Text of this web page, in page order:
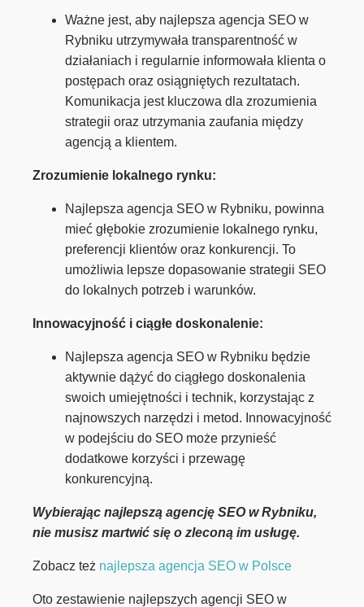
Ważne jest, aby najlepsza agencja SEO w
Rybniku utrzymywała transparentność w
działaniach i regularnie informowała klienta o
postępach oraz osiągniętych rezultatach.
Komunikacja jest kluczowa dla zrozumienia
strategii oraz utrzymania zaufania między
agencją a klientem.
Zrozumienie lokalnego rynku:
Najlepsza agencja SEO w Rybniku, powinna
mieć głębokie zrozumienie lokalnego rynku,
preferencji klientów oraz konkurencji. To
umożliwia lepsze dopasowanie strategii SEO
do lokalnych potrzeb i warunków.
Innowacyjność i ciągłe doskonalenie:
Najlepsza agencja SEO w Rybniku będzie
aktywnie dążyć do ciągłego doskonalenia
swoich umiejętności i technik, korzystając z
najnowszych narzędzi i metod. Innowacyjność
w podejściu do SEO może przynieść
dodatkowe korzyści i przewagę
konkurencyjną.
Wybierając najlepszą agencję SEO w Rybniku,
nie musisz martwić się o zleconą im usługę.
Zobacz też najlepsza agencja SEO w Polsce
Oto zestawienie najlepszych agencji SEO w